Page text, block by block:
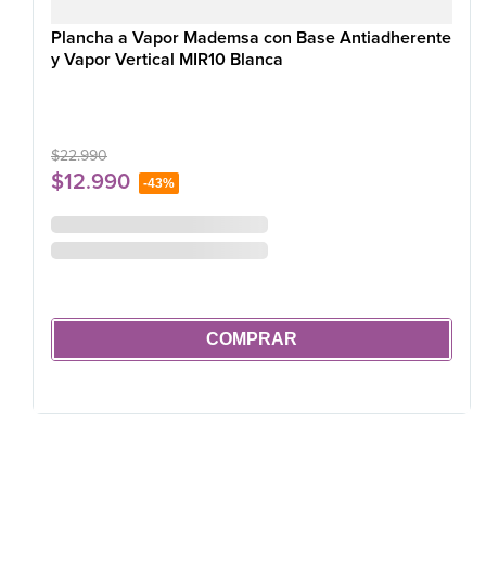
Plancha a Vapor Mademsa con Base Antiadherente
y Vapor Vertical MIR10 Blanca
$22.990
$12.990 -43%
COMPRAR